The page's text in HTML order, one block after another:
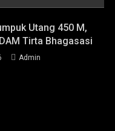
Utang 450 M,
Tirta Bhagasasi
Admin